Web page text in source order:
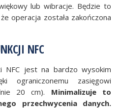
lub wibracje. Będzie to
operacja została zakończona
NFC
NFC jest na bardzo wysokim
ograniczonemu zasięgowi
20 cm). Minimalizuje to
przechwycenia danych.